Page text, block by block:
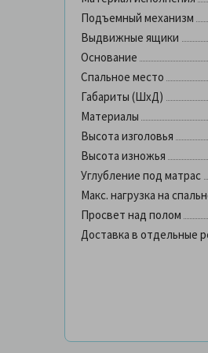
Подъемный механизм
Выдвижные ящики
Основание
Спальное место
Габариты (ШхД)
Материалы
Высота изголовья
Высота изножья
Углубление под матрас
Макс. нагрузка на
Просвет над полом
Доставка в отдельные